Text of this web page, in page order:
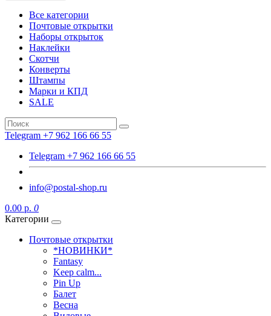
Все категории
Почтовые открытки
Наборы открыток
Наклейки
Скотчи
Конверты
Штампы
Марки и КПД
SALE
Telegram +7 962 166 66 55
Telegram +7 962 166 66 55
info@postal-shop.ru
0.00 р. 0
Категории
Почтовые открытки
*НОВИНКИ*
Fantasy
Keep calm...
Pin Up
Балет
Весна